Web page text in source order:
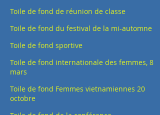
Toile de fond de réunion de classe
Toile de fond du festival de la mi-automne
Toile de fond sportive
Toile de fond internationale des femmes, 8
mars
Toile de fond Femmes vietnamiennes 20
octobre